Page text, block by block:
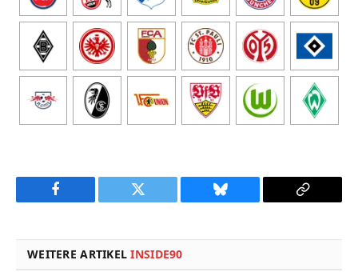
Facebook Twitter Bluesky
Copy
WEITERE ARTIKELINSIDE90